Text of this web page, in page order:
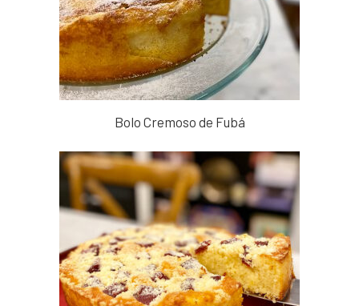
Bolo Cremoso de Fubá